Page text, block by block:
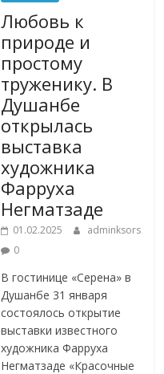
Любовь к
природе и
простому
труженику. В
Душанбе
открылась
выставка
художника
Фарруха
Негматзаде
01.02.2025
adminksors
0
В гостинице «Серена» в
Душанбе 31 января
состоялось открытие
выставки известного
художника Фарруха
Негматзаде «Красочные